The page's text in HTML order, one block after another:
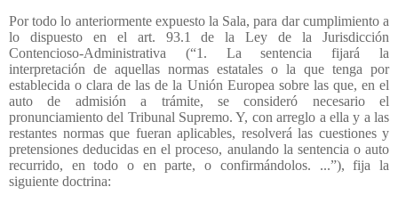
Por todo lo anteriormente expuesto la Sala, para dar cumplimiento a
lo dispuesto en el art. 93.1 de la Ley de la Jurisdicción
Contencioso-Administrativa (“1. La sentencia fijará la
interpretación de aquellas normas estatales o la que tenga por
establecida o clara de las de la Unión Europea sobre las que, en el
auto de admisión a trámite, se consideró necesario el
pronunciamiento del Tribunal Supremo. Y, con arreglo a ella y a las
restantes normas que fueran aplicables, resolverá las cuestiones y
pretensiones deducidas en el proceso, anulando la sentencia o auto
recurrido, en todo o en parte, o confirmándolos. ...”), fija la
siguiente doctrina: